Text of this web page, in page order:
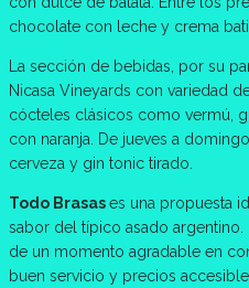
chocolate con leche y crema
La sección de bebidas, por su
Nicasa Vineyards con variedad
cócteles clásicos como vermú,
con naranja. De jueves a
cerveza y gin tonic tirado.
Todo Brasases una propuesta
sabor del típico asado argentino.
de un momento agradable en
buen servicio y precios